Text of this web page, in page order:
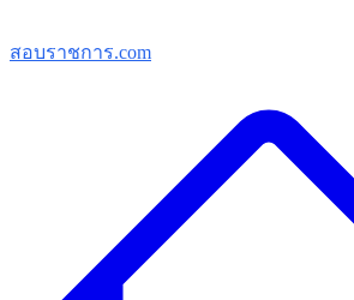
สอบราชการ.com